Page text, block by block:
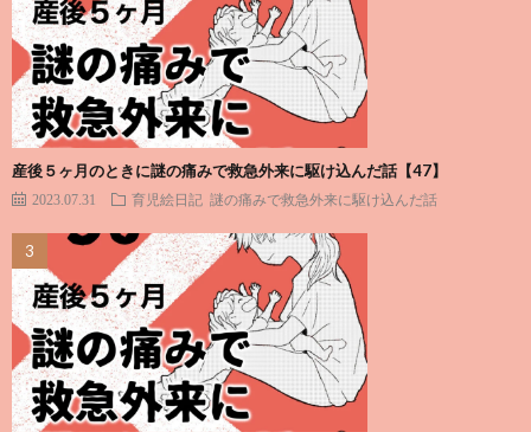
産後５ヶ月のときに謎の痛みで救急外来に駆け込んだ話【47】
2023.07.31 育児絵日記 謎の痛みで救急外来に駆け込んだ話